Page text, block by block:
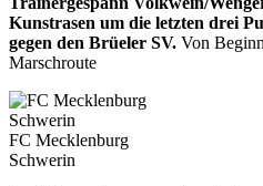
Kunstrasen um die letzten drei
gegen den Brüeler SV. Von
Marschroute
FC Mecklenburg
Schwerin